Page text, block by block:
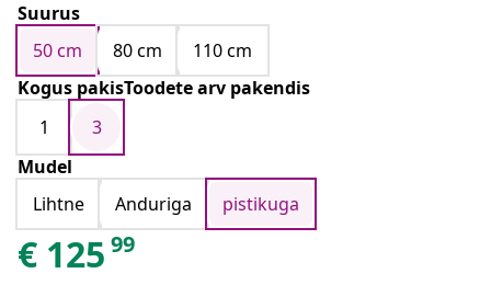
Suurus
50 cm
80 cm
110 cm
Kogus pakisToodete arv pakendis
1
3
Mudel
Lihtne
Anduriga pistikuga
€ 125 99